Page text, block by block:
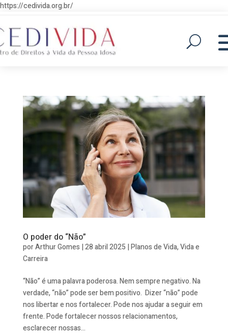
https://cedivida.org.br/
O poder do “Não”
porArthur Gomes |28 abril 2025 |Planos de Vida,Vida e
Carreira
“Não” é uma palavra poderosa. Nem sempre negativo. Na
verdade, “não” pode ser bem positivo. Dizer “não” pode
nos libertar e nos fortalecer. Pode nos ajudar a seguir em
frente. Pode fortalecer nossos relacionamentos,
esclarecer nossas...